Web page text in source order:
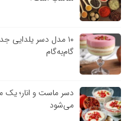
گام‌به‌گام
می‌شود